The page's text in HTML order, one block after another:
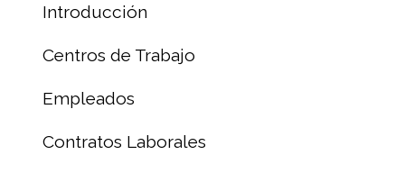
Introducción
Centros de Trabajo
Empleados
Contratos Laborales